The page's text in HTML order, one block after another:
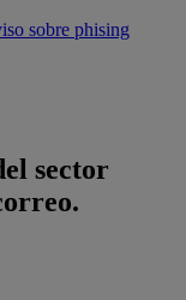
sobre phising
sector